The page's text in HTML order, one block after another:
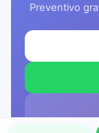
Preventivo